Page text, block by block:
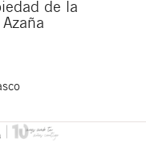
de la